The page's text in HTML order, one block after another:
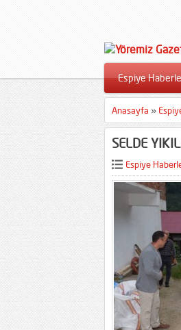
Espiye
Anasayfa »
SELDE
Espiye